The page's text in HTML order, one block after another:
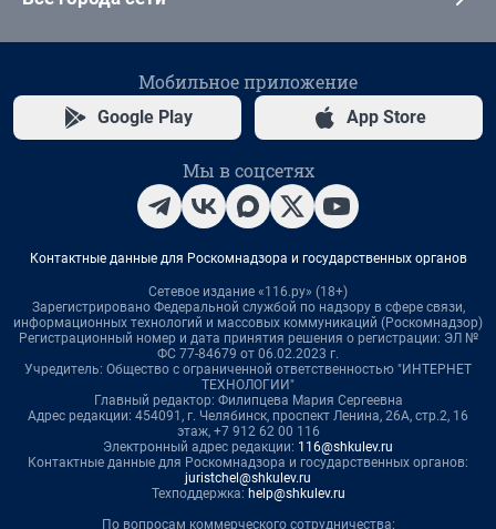
Мобильное приложение
Google Play App Store
Мы в соцсетях
Контактные данные для Роскомнадзора и государственных органов
Сетевое издание «116.ру» (18+)
Зарегистрировано Федеральной службой по надзору в сфере связи,
информационных технологий и массовых коммуникаций (Роскомнадзор)
Регистрационный номер и дата принятия решения о регистрации: ЭЛ №
ФС 77-84679 от 06.02.2023 г.
Учредитель: Общество с ограниченной ответственностью "ИНТЕРНЕТ
ТЕХНОЛОГИИ"
Главный редактор: Филипцева Мария Сергеевна
Адрес редакции: 454091, г. Челябинск, проспект Ленина, 26А, стр.2, 16
этаж, +7 912 62 00 116
Электронный адрес редакции: 116@shkulev.ru
Контактные данные для Роскомнадзора и государственных органов:
juristchel@shkulev.ru
Техподдержка: help@shkulev.ru
По вопросам коммерческого сотрудничества: